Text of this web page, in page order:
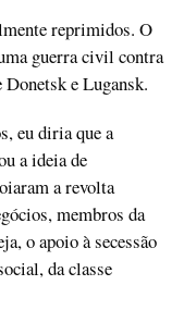
reprimidos. O
guerra civil contra
Donetsk e Lugansk.
eu diria que a
a ideia de
a revolta
membros da
o apoio à secessão
da classe